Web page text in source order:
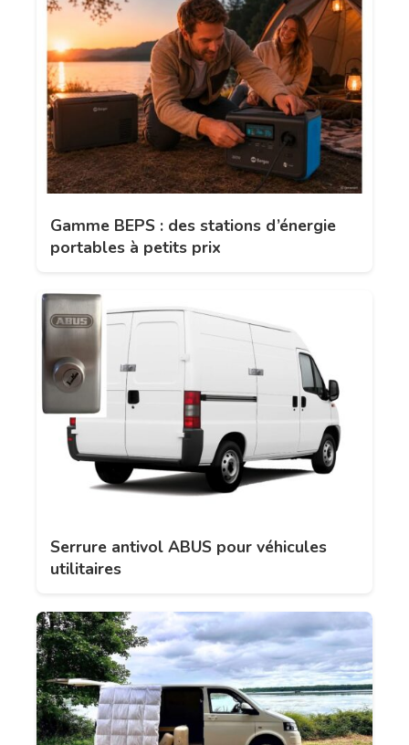
Gamme BEPS : des stations d’énergie
portables à petits prix
Serrure antivol ABUS pour véhicules
utilitaires